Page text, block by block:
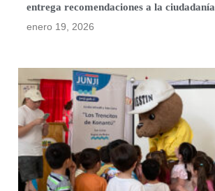
entrega recomendaciones a la ciudadanía
enero 19, 2026